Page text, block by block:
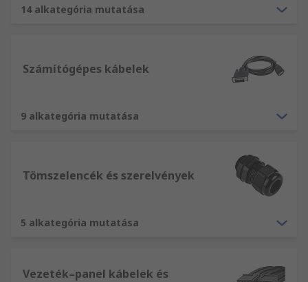
14 alkategória mutatása
Számítógépes kábelek
9 alkategória mutatása
Tömszelencék és szerelvények
5 alkategória mutatása
Vezeték–panel kábelek és